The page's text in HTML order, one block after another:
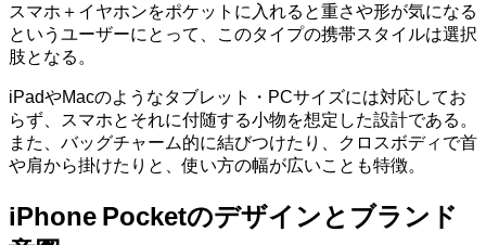
スマホ＋イヤホンをポケットに入れると重さや形が気になる
というユーザーにとって、このタイプの携帯スタイルは選択
肢となる。
iPadやMacのようなタブレット・PCサイズには対応してお
らず、スマホとそれに付随する小物を想定した設計である。
また、バッグチャーム的に結びつけたり、クロスボディで首
や肩から掛けたりと、使い方の幅が広いことも特徴。
iPhone Pocketのデザインとブランド